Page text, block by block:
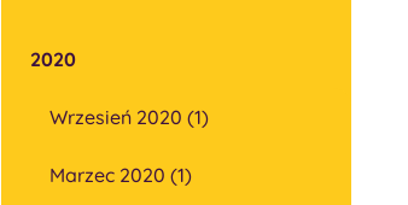
2020
Wrzesień 2020 (1)
Marzec 2020 (1)